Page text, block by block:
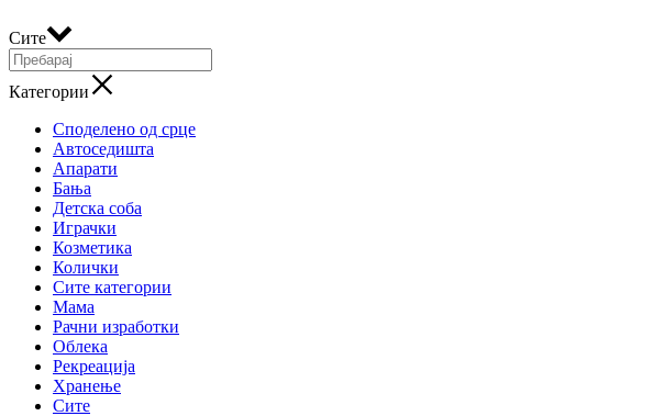
Сите
Категории
Споделено од срце
Автоседишта
Апарати
Бања
Детска соба
Играчки
Козметика
Колички
Сите категории
Мама
Рачни изработки
Облека
Рекреација
Хранење
Сите